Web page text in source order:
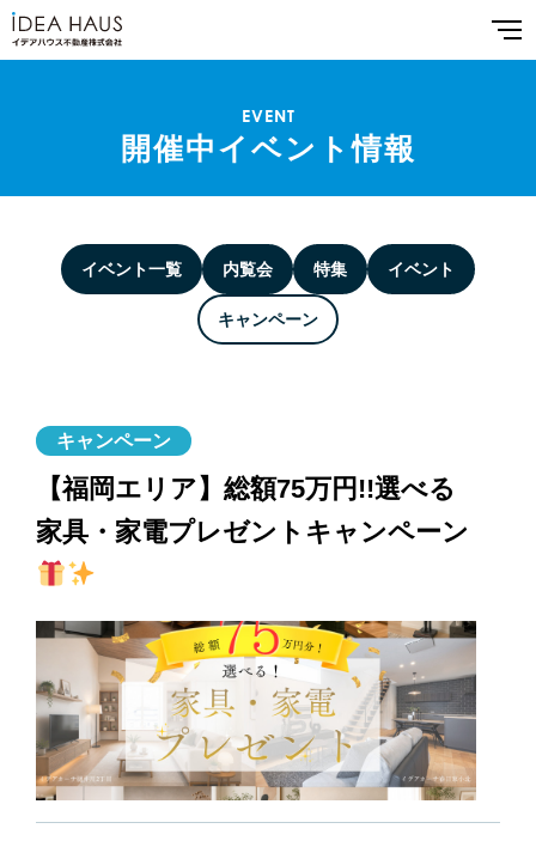
EVENT
開催中イベント情報
イベント一覧 内覧会 特集 イベント
キャンペーン
キャンペーン
【福岡エリア】総額75万円!!選べる
家具・家電プレゼントキャンペーン